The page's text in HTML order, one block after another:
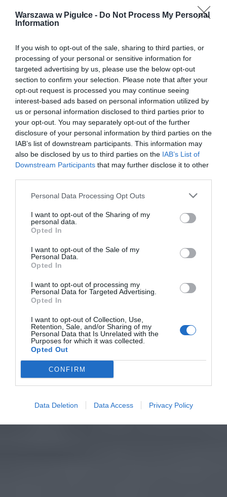
Warszawa w Pigułce - Do Not Process My Personal
Information
If you wish to opt-out of the sale, sharing to third parties, or
processing of your personal or sensitive information for
targeted advertising by us, please use the below opt-out
section to confirm your selection. Please note that after your
opt-out request is processed you may continue seeing
interest-based ads based on personal information utilized by
us or personal information disclosed to third parties prior to
your opt-out. You may separately opt-out of the further
disclosure of your personal information by third parties on the
IAB’s list of downstream participants. This information may
also be disclosed by us to third parties on the IAB’s List of
Downstream Participants that may further disclose it to other
Personal Data Processing Opt Outs
I want to opt-out of the Sharing of my
personal data.
Opted In
I want to opt-out of the Sale of my
Personal Data.
Opted In
I want to opt-out of processing my
Personal Data for Targeted Advertising.
Opted In
I want to opt-out of Collection, Use,
Retention, Sale, and/or Sharing of my
Personal Data that Is Unrelated with the
Purposes for which it was collected.
Opted Out
CONFIRM
Data Deletion Data Access Privacy Policy